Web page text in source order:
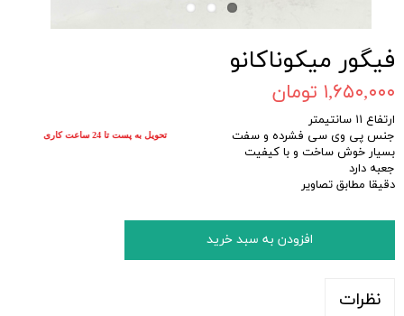
فیگور میکوناکانو
۱,۶۵۰,۰۰۰ تومان
ارتفاع ۱۱ سانتیمتر
جنس پی وی سی فشرده و سفت
بسیار خوش ساخت و با کیفیت
جعبه دارد
دقیقا مطابق تصاویر
افزودن به سبد خرید
نظرات
تحویل به پست تا 24 ساعت کاری